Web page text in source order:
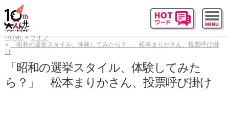
HOME
ライフ
「昭和の選挙スタイル、体験してみたら？」 松本まりかさん、投票呼び掛
け
「昭和の選挙スタイル、体験してみた
ら？」 松本まりかさん、投票呼び掛け